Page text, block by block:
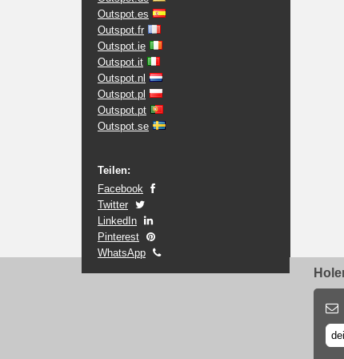
Outspot.es
Outspot.fr
Outspot.ie
Outspot.it
Outspot.nl
Outspot.pl
Outspot.pt
Outspot.se
Teilen:
Facebook
Twitter
LinkedIn
Pinterest
WhatsApp